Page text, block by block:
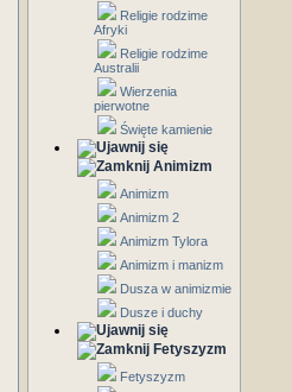
Religie rodzime
Afryki
Religie rodzime
Australii
Wierzenia
pierwotne
Święte kamienie
Animizm
Animizm
Animizm 2
Animizm Tylora
Animizm i manizm
Dusza w animizmie
Dusze i duchy
Fetyszyzm
Fetyszyzm